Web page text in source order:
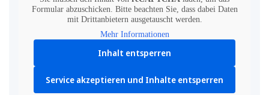
Formular abzuschicken. Bitte beachten Sie, dass dabei Daten
mit Drittanbietern ausgetauscht werden.
Mehr Informationen
Inhalt entsperren
Service akzeptieren und Inhalte entsperren